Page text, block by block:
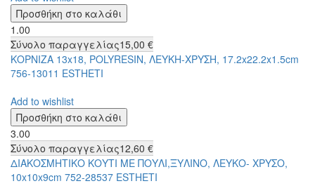
1.00
Σύνολο παραγγελίας15,00 €
ΚΟΡΝΙΖΑ 13x18, POLYRESIN, ΛΕΥΚΗ-ΧΡΥΣΗ, 17.2x22.2x1.5cm
756-13011 ESTHETI
Add to wishlist
3.00
Σύνολο παραγγελίας12,60 €
ΔΙΑΚΟΣΜΗΤΙΚΟ ΚΟΥΤΙ ΜΕ ΠΟΥΛΙ,ΞΥΛΙΝΟ, ΛΕΥΚΟ- ΧΡΥΣΟ,
10x10x9cm 752-28537 ESTHETI